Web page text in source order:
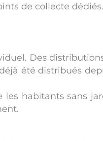
de collecte dédiés.
Des
été distribués
habitants sans